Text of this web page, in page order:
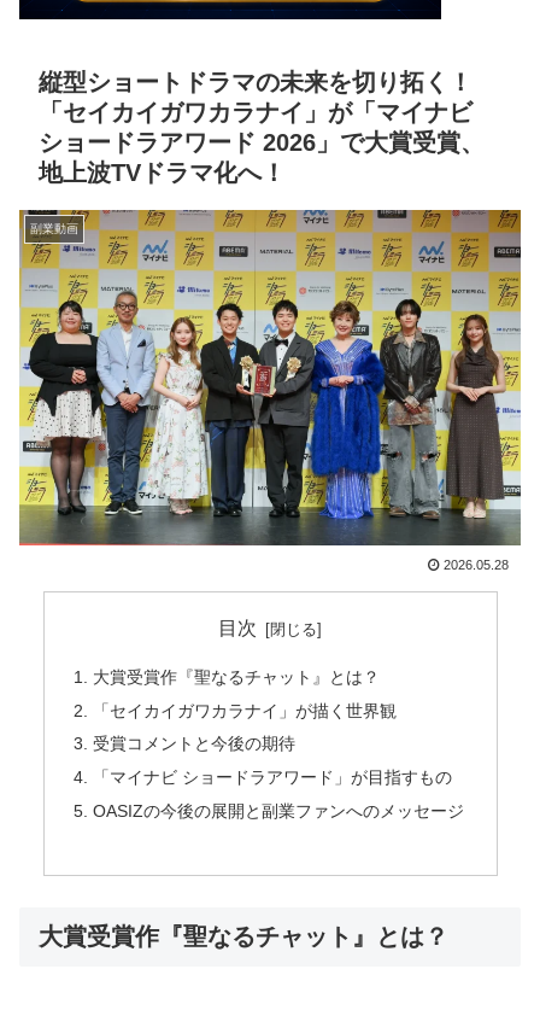
縦型ショートドラマの未来を切り拓く！
「セイカイガワカラナイ」が「マイナビ
ショードラアワード 2026」で大賞受賞、
地上波TVドラマ化へ！
副業動画
2026.05.28
目次
大賞受賞作『聖なるチャット』とは？
「セイカイガワカラナイ」が描く世界観
受賞コメントと今後の期待
「マイナビ ショードラアワード」が目指すもの
OASIZの今後の展開と副業ファンへのメッセージ
大賞受賞作『聖なるチャット』とは？